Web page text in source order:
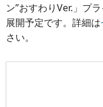
ン”おすわりVer.」プ
展開予定です。詳細は
さい。